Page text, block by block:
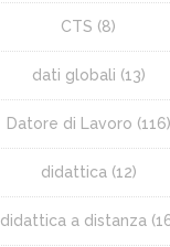
CTS (8)
dati globali (13)
Datore di Lavoro (116)
didattica (12)
didattica a distanza